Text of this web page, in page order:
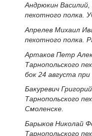
Андрюкин Василий,
пехотного полка.
Апрелев Михаил
пехотного полка.
Артаков Петр
Тарнопольского
бок 24 августа при
Бакуревич
Тарнопольского
Смоленске.
Барыков Николай
Тарнопольского